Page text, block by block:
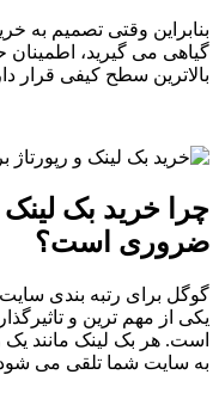
بنابراین وقتی تصمیم به
گیاهی می گیرید، اطمینان
بالاترین سطح کیفی قرار
چرا خرید بک
ضروری است؟
گوگل برای رتبه بندی
یکی از مهم ترین و
است. هر بک لینک مانند
به سایت شما تلقی می